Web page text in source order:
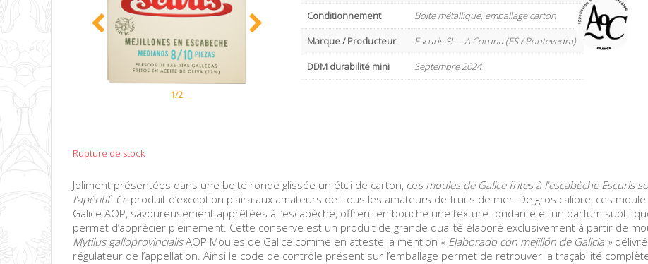
1/2
Conditionnement
Boite métallique, emballage carton
Marque / Producteur
Escuris SL – A Coruna (ES / Pontevedra)
DDM durabilité mini
Septembre 2024
Rupture de stock
Joliment présentées dans une boite ronde glissée un étui de carton, ces moules de Galice frites à l'escabèche Escuris
l'apéritif. Ceproduit d’exception plaira aux amateurs de tous les amateurs de fruits de mer. De gros calibre, ces
Galice AOP, savoureusement apprêtées à l’escabèche, offrent en bouche une texture fondante et un parfum subtil
permet d’apprécier pleinement. Cette conserve est un produit de grande qualité élaboré exclusivement à partir de
Mytilus galloprovincialisAOP Moules de Galice comme en atteste la mention « Elaborado con mejillón de Galicia »
régulateur de l’appellation. Ainsi le code de contrôle présent sur l’emballage permet de retrouver la traçabilité